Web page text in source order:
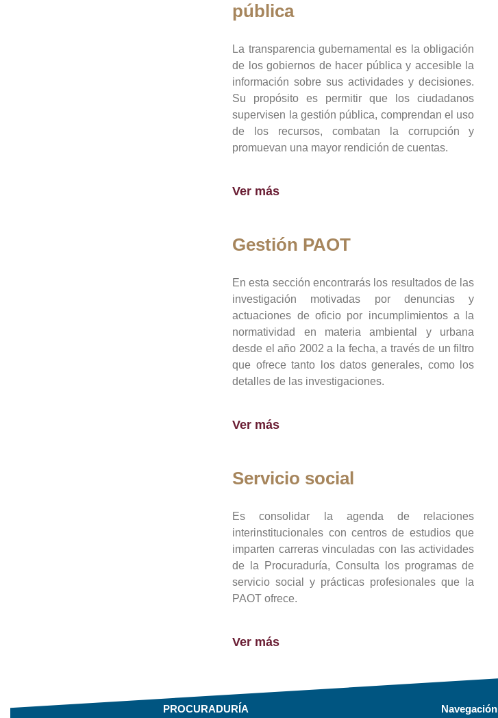
pública
La transparencia gubernamental es la obligación
de los gobiernos de hacer pública y accesible la
información sobre sus actividades y decisiones.
Su propósito es permitir que los ciudadanos
supervisen la gestión pública, comprendan el uso
de los recursos, combatan la corrupción y
promuevan una mayor rendición de cuentas.
Ver más
Gestión PAOT
En esta sección encontrarás los resultados de las
investigación motivadas por denuncias y
actuaciones de oficio por incumplimientos a la
normatividad en materia ambiental y urbana
desde el año 2002 a la fecha, a través de un filtro
que ofrece tanto los datos generales, como los
detalles de las investigaciones.
Ver más
Servicio social
Es consolidar la agenda de relaciones
interinstitucionales con centros de estudios que
imparten carreras vinculadas con las actividades
de la Procuraduría, Consulta los programas de
servicio social y prácticas profesionales que la
PAOT ofrece.
Ver más
PROCURADURÍA Navegación